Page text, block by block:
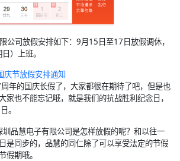
公司放假安排如下：9月15日至17日放假调休，
）上班。
节放假安排通知
年的国庆长假了，大家都很在期待了吧，但是也
家也不能忘记哦，就是我们的抗战胜利纪念日，
。
品慧电子有限公司是怎样放假的呢？和以往一
是同步的，品慧的同仁除了可以享受法定的节假
假期哦。